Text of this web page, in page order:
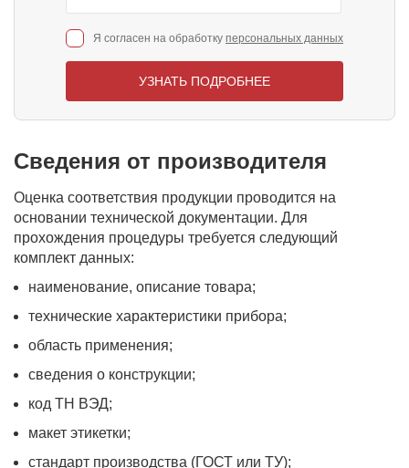
Я согласен на обработку персональных данных
УЗНАТЬ ПОДРОБНЕЕ
Сведения от производителя
Оценка соответствия продукции проводится на
основании технической документации. Для
прохождения процедуры требуется следующий
комплект данных:
наименование, описание товара;
технические характеристики прибора;
область применения;
сведения о конструкции;
код ТН ВЭД;
макет этикетки;
стандарт производства (ГОСТ или ТУ);